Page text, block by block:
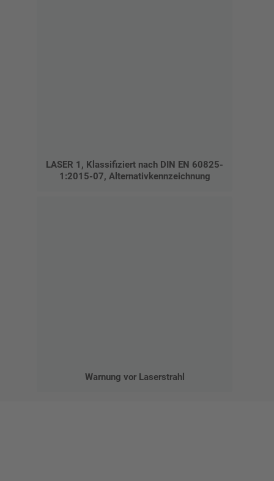
LASER 1, Klassifiziert nach DIN EN 60825-
1:2015-07, Alternativkennzeichnung
Warnung vor Laserstrahl